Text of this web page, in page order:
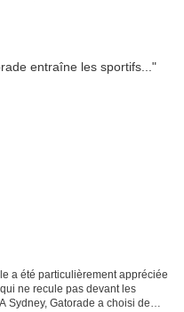
a été particulièrement appréciée
ne recule pas devant les
Sydney, Gatorade a choisi de